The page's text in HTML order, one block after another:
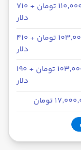
۱۱۰٬۰۰۰٬۰۰۰ تومان + ۷۱۰
دلار
۱۰۳٬۰۰۰٬۰۰۰ تومان + ۴۱۰
دلار
۱۰۳٬۰۰۰٬۰۰۰ تومان + ۱۹۰
دلار
تومان